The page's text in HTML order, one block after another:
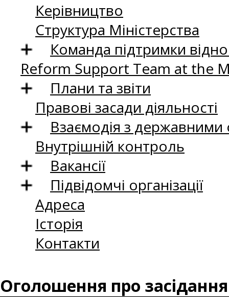
Керівництво
Структура Міністерства
Команда підтримки
Reform Support Team at the
Плани та звіти
Правові засади діяльності
Взаємодія з
Внутрішній контроль
Вакансії
Підвідомчі організації
Адреса
Історія
Контакти
Оголошення про засідання